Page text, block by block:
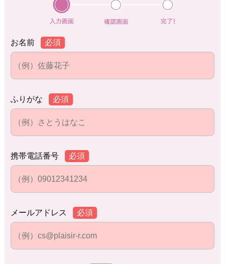
お名前 必須
ふりがな 必須
携帯電話番号 必須
メールアドレス 必須